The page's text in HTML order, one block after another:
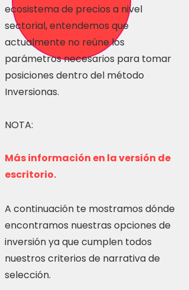
ecosistema de precios a nivel
sectorial, entendemos que
actualmente no reúne los
parámetros necesarios para tomar
posiciones dentro del método
Inversionas.
NOTA:
Más información en la versión de
escritorio.
A continuación te mostramos dónde
encontramos nuestras opciones de
inversión ya que cumplen todos
nuestros criterios de narrativa de
selección.